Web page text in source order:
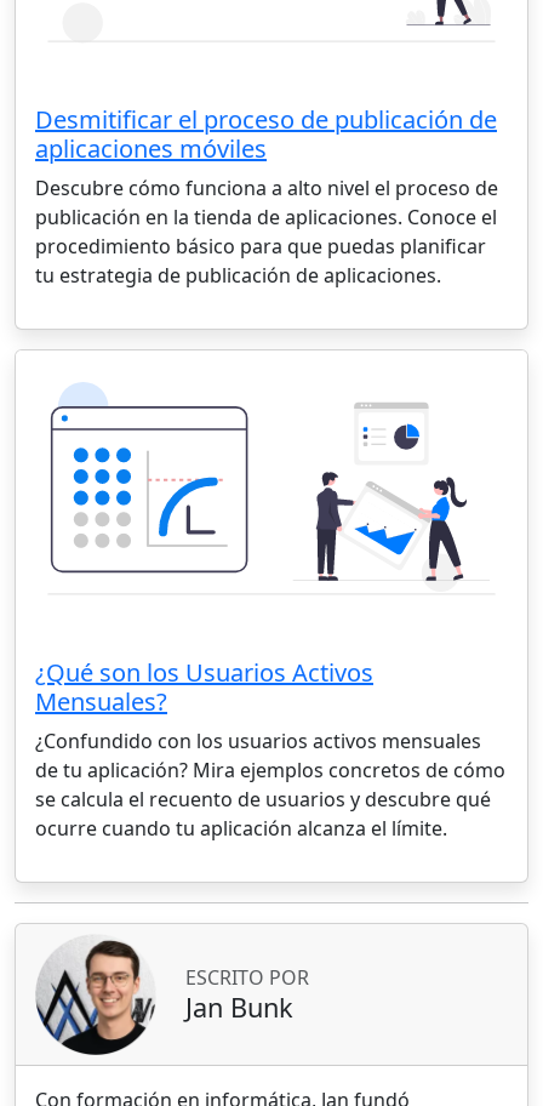
Desmitificar el proceso de publicación de
aplicaciones móviles
Descubre cómo funciona a alto nivel el proceso de
publicación en la tienda de aplicaciones. Conoce el
procedimiento básico para que puedas planificar
tu estrategia de publicación de aplicaciones.
¿Qué son los Usuarios Activos
Mensuales?
¿Confundido con los usuarios activos mensuales
de tu aplicación? Mira ejemplos concretos de cómo
se calcula el recuento de usuarios y descubre qué
ocurre cuando tu aplicación alcanza el límite.
ESCRITO POR
Jan Bunk
Con formación en informática, Jan fundó